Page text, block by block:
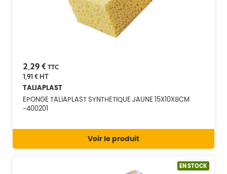
2,29 € TTC
1,91 €HT
TALIAPLAST
EPONGE TALIAPLAST SYNTHETIQUE JAUNE 15X10X8CM
-400201
Voir le produit
EN STOCK